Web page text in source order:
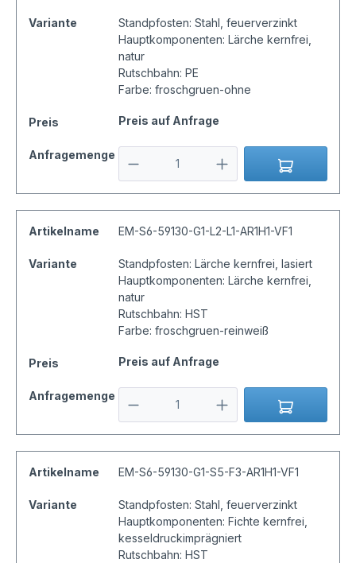
Variante
Standpfosten: Stahl, feuerverzinkt
Hauptkomponenten: Lärche kernfrei,
natur
Rutschbahn: PE
Farbe: froschgruen-ohne
Preis Preis auf Anfrage
Anfragemenge
Artikelname EM-S6-59130-G1-L2-L1-AR1H1-VF1
Variante
Standpfosten: Lärche kernfrei, lasiert
Hauptkomponenten: Lärche kernfrei,
natur
Rutschbahn: HST
Farbe: froschgruen-reinweiß
Preis Preis auf Anfrage
Anfragemenge
Artikelname EM-S6-59130-G1-S5-F3-AR1H1-VF1
Variante
Standpfosten: Stahl, feuerverzinkt
Hauptkomponenten: Fichte kernfrei,
kesseldruckimprägniert
Rutschbahn: HST